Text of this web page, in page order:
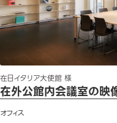
在日イタリア大使館 様
在外公館内会議室の映
オフィス